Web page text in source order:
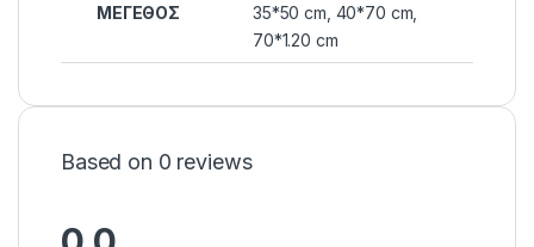
ΜΕΓΕΘΟΣ
35*50 cm, 40*70 cm,
70*1.20 cm
Based on 0 reviews